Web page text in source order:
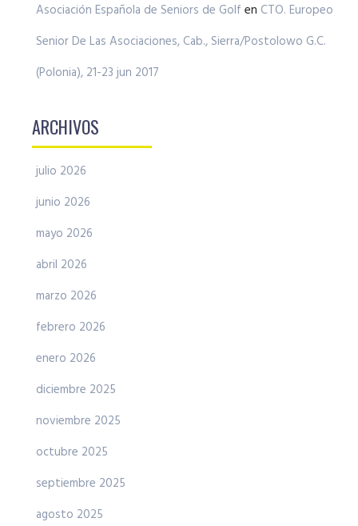
Asociación Española de Seniors de Golf en CTO. Europeo
Senior De Las Asociaciones, Cab., Sierra/Postolowo G.C.
(Polonia), 21-23 jun 2017
ARCHIVOS
julio 2026
junio 2026
mayo 2026
abril 2026
marzo 2026
febrero 2026
enero 2026
diciembre 2025
noviembre 2025
octubre 2025
septiembre 2025
agosto 2025